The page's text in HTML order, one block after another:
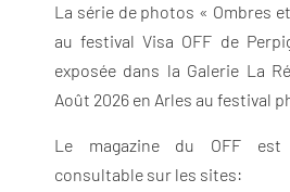
La série de photos « Ombres
au festival Visa OFF de
exposée dans la Galerie La
Août 2026 en Arles au festival
Le magazine du OFF est
consultable sur les sites: